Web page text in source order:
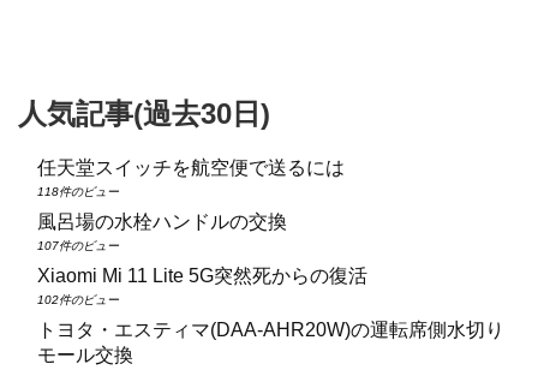
人気記事(過去30日)
任天堂スイッチを航空便で送るには
118件のビュー
風呂場の水栓ハンドルの交換
107件のビュー
Xiaomi Mi 11 Lite 5G突然死からの復活
102件のビュー
トヨタ・エスティマ(DAA‑AHR20W)の運転席側水切り
モール交換